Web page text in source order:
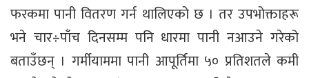
फरकमा पानी वितरण गर्न थालिएको छ । तर उपभोक्ताहरू
भने चार÷पाँच दिनसम्म पनि धारमा पानी नआउने गरेको
बताउँछन् । गर्मीयाममा पानी आपूर्तिमा ५० प्रतिशतले कमी